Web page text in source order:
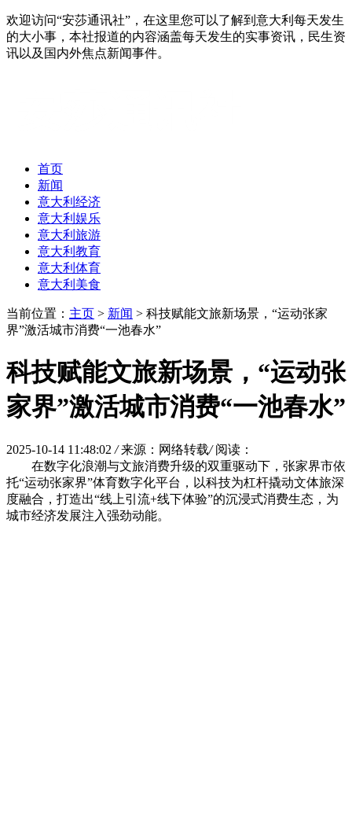
欢迎访问“安莎通讯社”，在这里您可以了解到意大利每天发生
的大小事，本社报道的内容涵盖每天发生的实事资讯，民生资
讯以及国内外焦点新闻事件。
首页
新闻
意大利经济
意大利娱乐
意大利旅游
意大利教育
意大利体育
意大利美食
当前位置： 主页 > 新闻 > 科技赋能文旅新场景，“运动张家
界”激活城市消费“一池春水”
科技赋能文旅新场景，“运动张
家界”激活城市消费“一池春水”
2025-10-14 11:48:02 / 来源：网络转载/ 阅读：
在数字化浪潮与文旅消费升级的双重驱动下，张家界市依
托“运动张家界”体育数字化平台，以科技为杠杆撬动文体旅深
度融合，打造出“线上引流+线下体验”的沉浸式消费生态，为
城市经济发展注入强劲动能。